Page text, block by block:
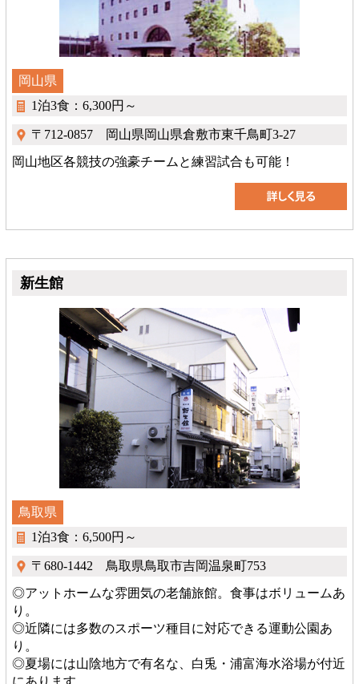
岡山県
1泊3食：6,300円～
〒712-0857 岡山県岡山県倉敷市東千鳥町3-27
岡山地区各競技の強豪チームと練習試合も可能！
新生館
鳥取県
1泊3食：6,500円～
〒680-1442 鳥取県鳥取市吉岡温泉町753
◎アットホームな雰囲気の老舗旅館。食事はボリュームあ
り。
◎近隣には多数のスポーツ種目に対応できる運動公園あ
り。
◎夏場には山陰地方で有名な、白兎・浦富海水浴場が付近
にあります。